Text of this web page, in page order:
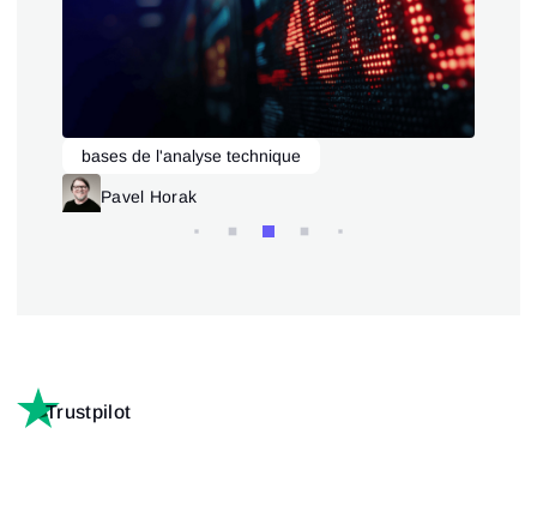
bases de l'analyse technique
Modèles de trading
Pavel Horak
Trustpilot